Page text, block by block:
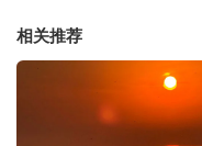
相关推荐